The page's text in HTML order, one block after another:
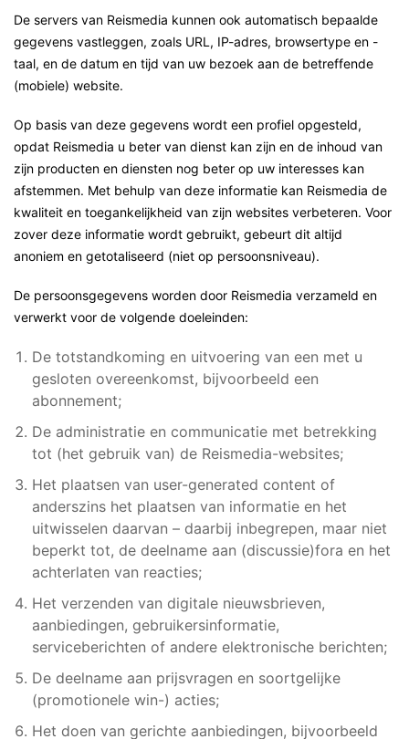
De servers van Reismedia kunnen ook automatisch bepaalde
gegevens vastleggen, zoals URL, IP-adres, browsertype en -
taal, en de datum en tijd van uw bezoek aan de betreffende
(mobiele) website.
Op basis van deze gegevens wordt een profiel opgesteld,
opdat Reismedia u beter van dienst kan zijn en de inhoud van
zijn producten en diensten nog beter op uw interesses kan
afstemmen. Met behulp van deze informatie kan Reismedia de
kwaliteit en toegankelijkheid van zijn websites verbeteren. Voor
zover deze informatie wordt gebruikt, gebeurt dit altijd
anoniem en getotaliseerd (niet op persoonsniveau).
De persoonsgegevens worden door Reismedia verzameld en
verwerkt voor de volgende doeleinden:
De totstandkoming en uitvoering van een met u
gesloten overeenkomst, bijvoorbeeld een
abonnement;
De administratie en communicatie met betrekking
tot (het gebruik van) de Reismedia-websites;
Het plaatsen van user-generated content of
anderszins het plaatsen van informatie en het
uitwisselen daarvan – daarbij inbegrepen, maar niet
beperkt tot, de deelname aan (discussie)fora en het
achterlaten van reacties;
Het verzenden van digitale nieuwsbrieven,
aanbiedingen, gebruikersinformatie,
serviceberichten of andere elektronische berichten;
De deelname aan prijsvragen en soortgelijke
(promotionele win-) acties;
Het doen van gerichte aanbiedingen, bijvoorbeeld